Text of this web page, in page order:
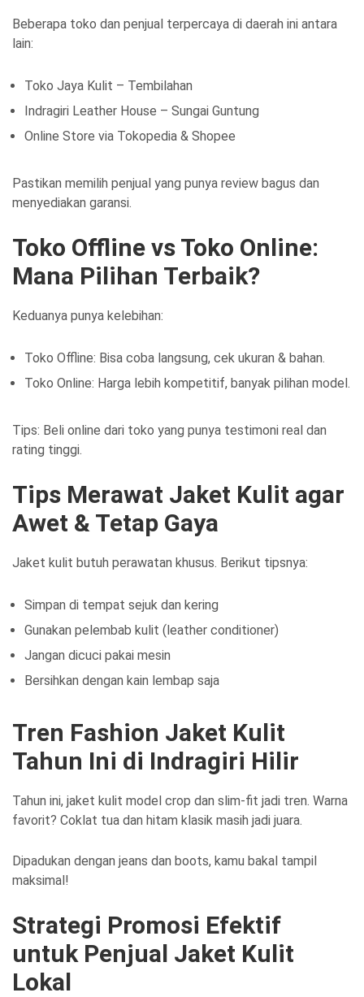
Beberapa toko dan penjual terpercaya di daerah ini antara
lain:
Toko Jaya Kulit – Tembilahan
Indragiri Leather House – Sungai Guntung
Online Store via Tokopedia & Shopee
Pastikan memilih penjual yang punya review bagus dan
menyediakan garansi.
Toko Offline vs Toko Online:
Mana Pilihan Terbaik?
Keduanya punya kelebihan:
Toko Offline: Bisa coba langsung, cek ukuran & bahan.
Toko Online: Harga lebih kompetitif, banyak pilihan model.
Tips: Beli online dari toko yang punya testimoni real dan
rating tinggi.
Tips Merawat Jaket Kulit agar
Awet & Tetap Gaya
Jaket kulit butuh perawatan khusus. Berikut tipsnya:
Simpan di tempat sejuk dan kering
Gunakan pelembab kulit (leather conditioner)
Jangan dicuci pakai mesin
Bersihkan dengan kain lembap saja
Tren Fashion Jaket Kulit
Tahun Ini di Indragiri Hilir
Tahun ini, jaket kulit model crop dan slim-fit jadi tren. Warna
favorit? Coklat tua dan hitam klasik masih jadi juara.
Dipadukan dengan jeans dan boots, kamu bakal tampil
maksimal!
Strategi Promosi Efektif
untuk Penjual Jaket Kulit
Lokal